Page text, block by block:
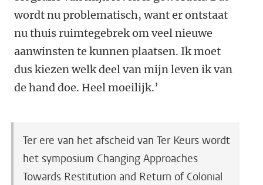
wordt nu problematisch, want er ontstaat
nu thuis ruimtegebrek om veel nieuwe
aanwinsten te kunnen plaatsen. Ik moet
dus kiezen welk deel van mijn leven ik van
de hand doe. Heel moeilijk.’
Ter ere van het afscheid van Ter Keurs wordt
het symposium Changing Approaches
Towards Restitution and Return of Colonial